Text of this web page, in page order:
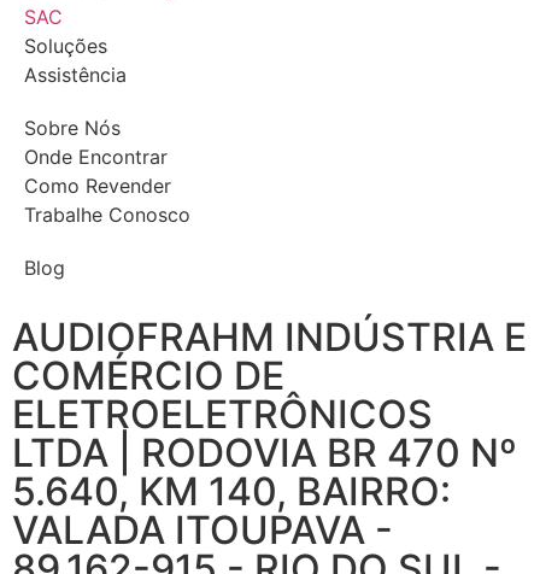
SAC
Soluções
Assistência
Sobre Nós
Onde Encontrar
Como Revender
Trabalhe Conosco
Blog
AUDIOFRAHM INDÚSTRIA E
COMÉRCIO DE
ELETROELETRÔNICOS
LTDA | RODOVIA BR 470 Nº
5.640, KM 140, BAIRRO:
VALADA ITOUPAVA -